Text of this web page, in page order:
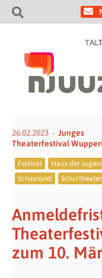
26.02.2023
Junges
Theaterfestival
Festival Haus der
Schauspiel
zum 10.